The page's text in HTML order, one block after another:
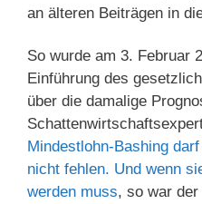
an älteren Beiträgen in
So wurde am 3. Februar
Einführung des
über die damalige
Mindestlohn-Bashing
nicht fehlen. Und wenn
werden muss, so war